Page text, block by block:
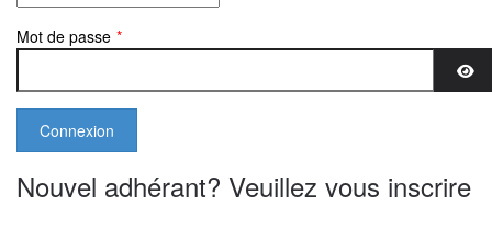
Mot de passe *
Nouvel adhérant? Veuillez vous inscrire